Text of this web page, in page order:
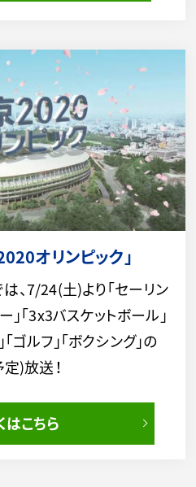
オリンピック」
、7/24(土)より「セーリン
」「3x3バスケットボール」
ゴルフ」「ボクシング」の
)放送！
はこちら